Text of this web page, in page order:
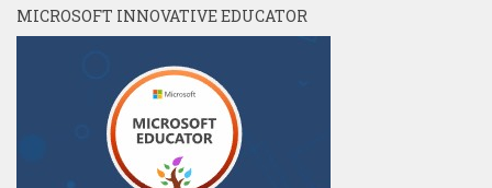
MICROSOFT INNOVATIVE EDUCATOR